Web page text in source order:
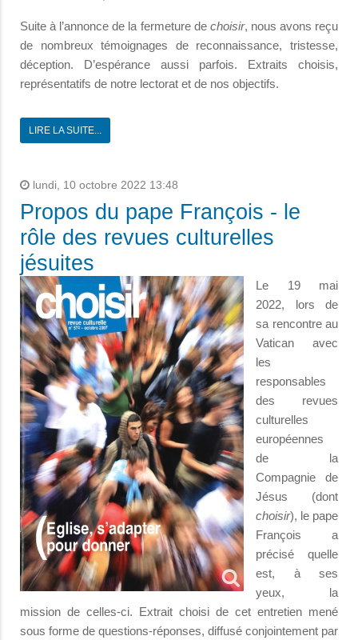
Suite à l’annonce de la fermeture de choisir, nous avons reçu
de nombreux témoignages de reconnaissance, tristesse,
déception. D’espérance aussi parfois. Extraits choisis,
représentatifs de notre lectorat et de nos objectifs.
LIRE LA SUITE...
lundi, 10 octobre 2022 13:48
Propos du pape François - le
rôle des revues culturelles
jésuites
Le 19 mai
2022, lors de
sa rencontre au
Vatican avec
les
responsables
des revues
culturelles
européennes
de la
Compagnie de
Jésus (dont
choisir), le pape
François a
précisé quelle
est, à ses
yeux, la
mission de celles-ci. Extrait choisi de cet entretien mené
sous forme de questions-réponses, diffusé conjointement par